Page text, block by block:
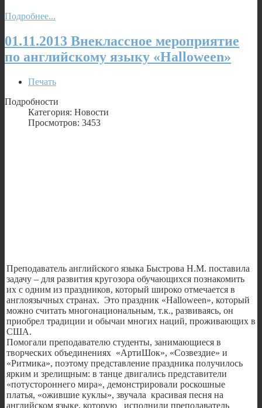
Подробнее...
01.11.2013 Внеклассное мероприятие
по английскому языку «Halloween»
Печать
Подробности
Категория: Новости
Просмотров: 3453
Преподаватель английского языка Быстрова Н.М. поставила
задачу – для развития кругозора обучающихся познакомить
их с одним из праздников, который широко отмечается в
англоязычных странах. Это праздник «Halloween», который
можно считать многонациональным, т.к., развиваясь, он
приобрел традиции и обычаи многих наций, проживающих в
США.
Помогали преподавателю студенты, занимающиеся в
творческих объединениях «АртиШок», «Созвездие» и
«Ритмика», поэтому представление праздника получилось
ярким и зрелищным: в танце двигались представители
«потустороннего мира», демонстрировали роскошные
платья, «ожившие куклы», звучала красивая песня на
английском языке, которую исполнили преподаватель